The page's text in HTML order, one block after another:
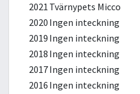
2021 Tvärnypets Micco
2020 Ingen inteckning
2019 Ingen inteckning
2018 Ingen inteckning
2017Ingen inteckning
2016 Ingen inteckning